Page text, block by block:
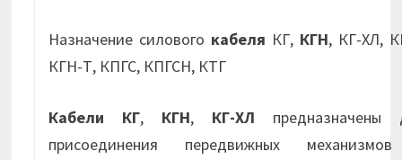
Назначение силового кабеля КГ, КГН, КГ-ХЛ,
КГН-Т, КПГС, КПГСН, КТГ
Кабели КГ, КГН, КГ-ХЛ предназначены
присоединения передвижных